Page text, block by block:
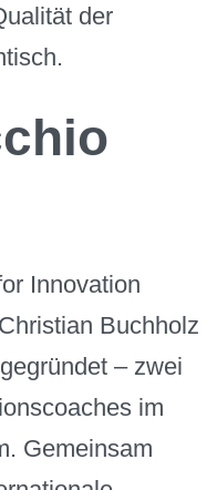
der
Innovation
Buchholz
– zwei
im
Gemeinsam